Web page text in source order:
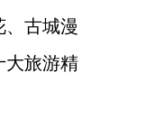
、古城漫
大旅游精